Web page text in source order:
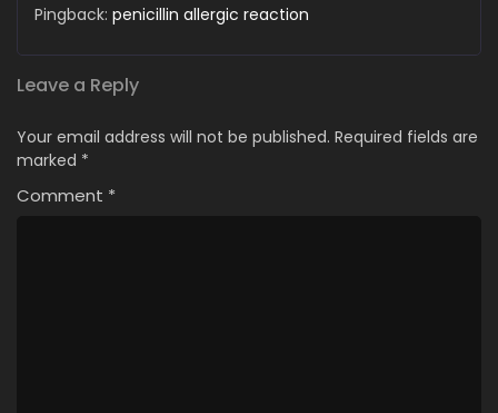
Pingback: penicillin allergic reaction
Leave a Reply
Your email address will not be published. Required fields are
marked *
Comment *